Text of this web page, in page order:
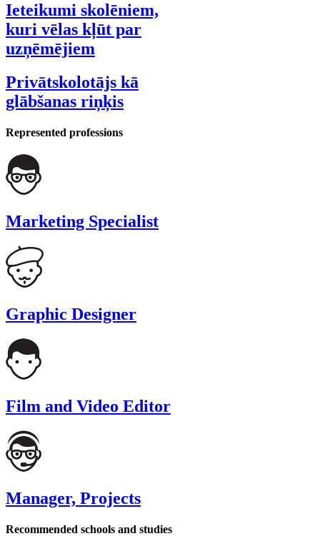
Ieteikumi skolēniem,
kuri vēlas kļūt par
uzņēmējiem
Privātskolotājs kā
glābšanas riņķis
Represented professions
Marketing Specialist
Graphic Designer
Film and Video Editor
Manager, Projects
Recommended schools and studies